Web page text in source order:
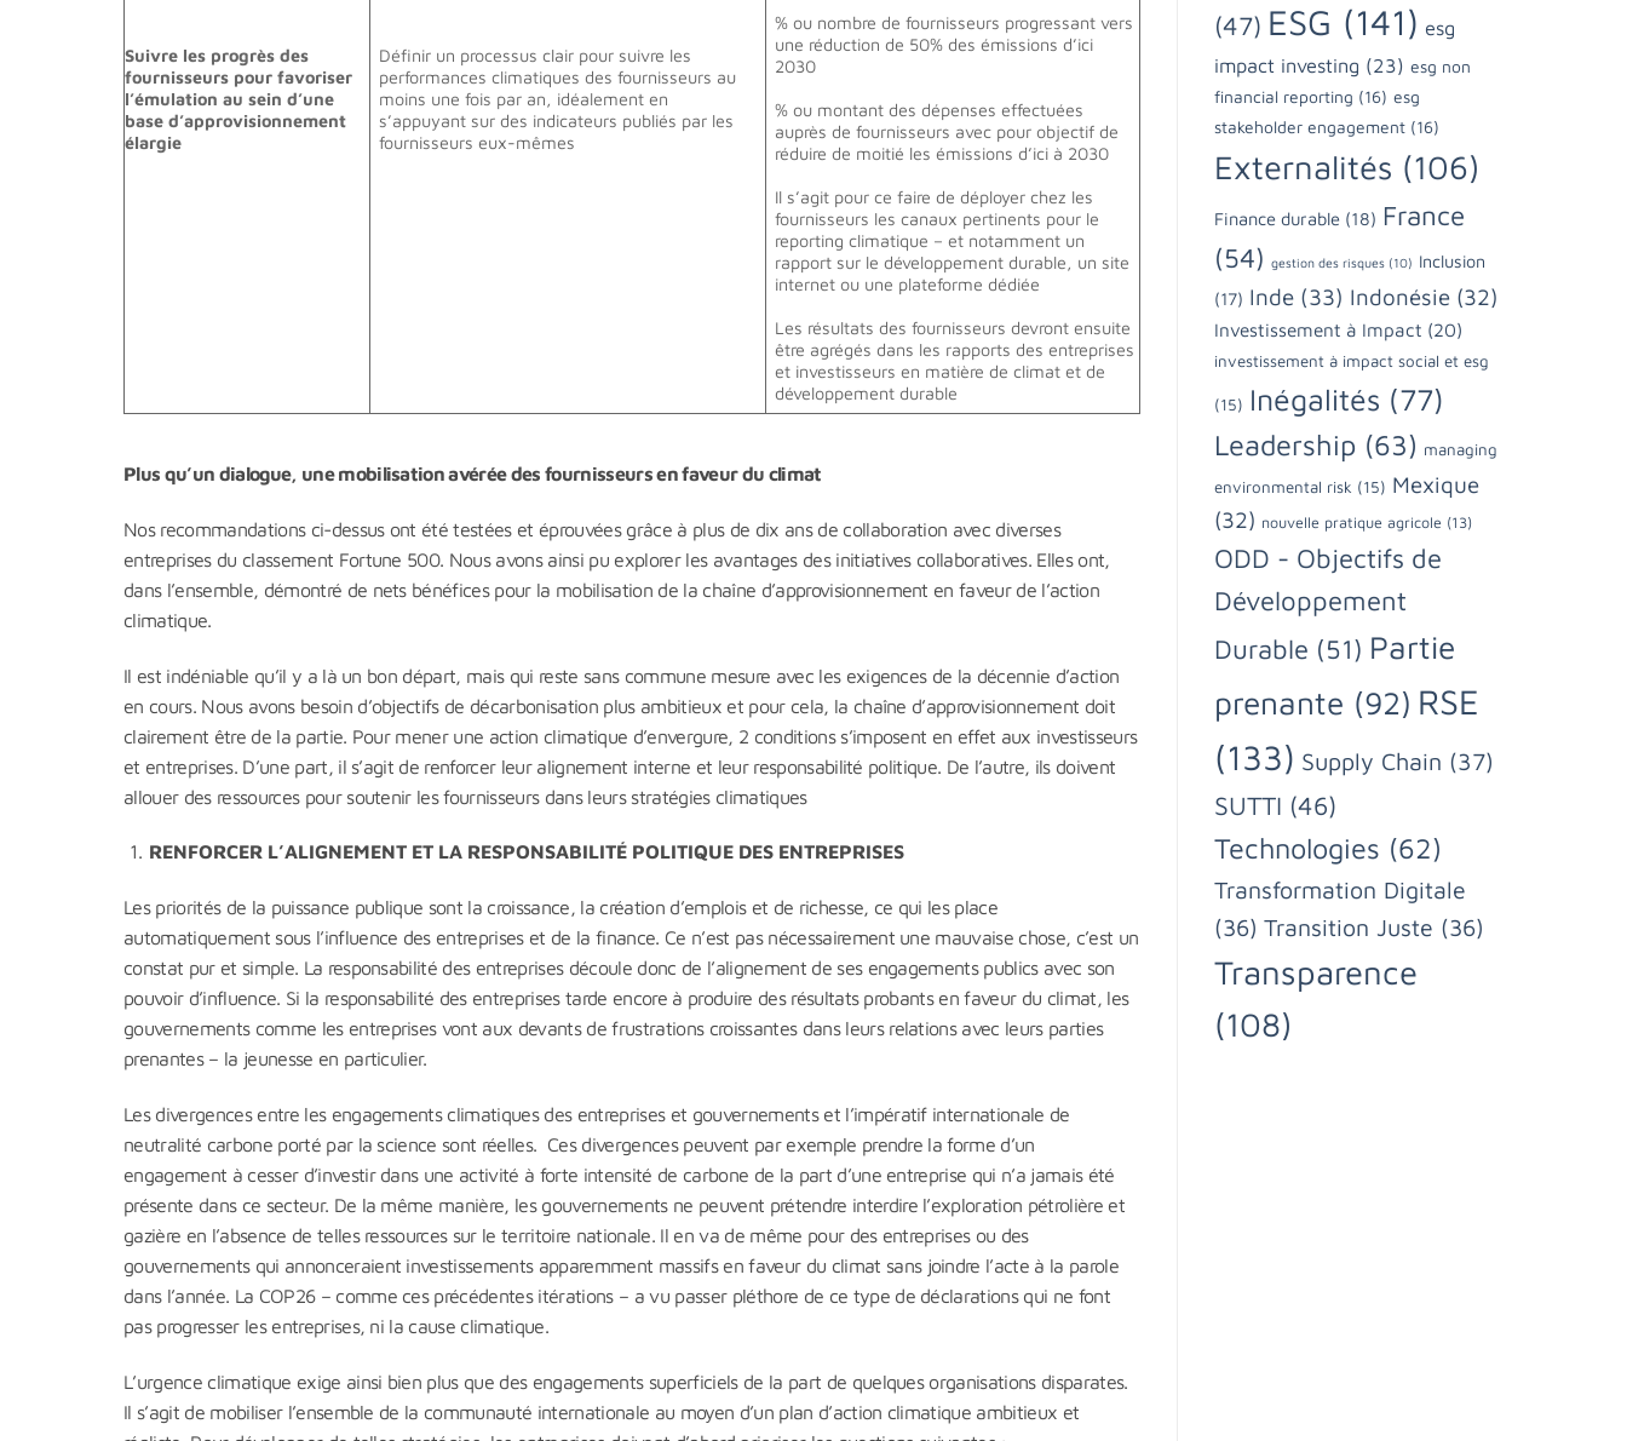
Suivre les progrès des
fournisseurs pour favoriser
l’émulation au sein d’une
base d’approvisionnement
élargie
Définir un processus clair pour suivre les
performances climatiques des fournisseurs au
moins une fois par an, idéalement en
s’appuyant sur des indicateurs publiés par les
fournisseurs eux-mêmes
% ou nombre de fournisseurs progressant vers
une réduction de 50% des émissions d’ici
2030
% ou montant des dépenses effectuées
auprès de fournisseurs avec pour objectif de
réduire de moitié les émissions d’ici à 2030
Il s’agit pour ce faire de déployer chez les
fournisseurs les canaux pertinents pour le
reporting climatique – et notamment un
rapport sur le développement durable, un site
internet ou une plateforme dédiée
Les résultats des fournisseurs devront ensuite
être agrégés dans les rapports des entreprises
et investisseurs en matière de climat et de
développement durable
Plus qu’un dialogue, une mobilisation avérée des fournisseurs en faveur du climat
Nos recommandations ci-dessus ont été testées et éprouvées grâce à plus de dix ans de collaboration avec diverses
entreprises du classement Fortune 500. Nous avons ainsi pu explorer les avantages des initiatives collaboratives. Elles ont,
dans l’ensemble, démontré de nets bénéfices pour la mobilisation de la chaîne d’approvisionnement en faveur de l’action
climatique.
Il est indéniable qu’il y a là un bon départ, mais qui reste sans commune mesure avec les exigences de la décennie d’action
en cours. Nous avons besoin d’objectifs de décarbonisation plus ambitieux et pour cela, la chaîne d’approvisionnement doit
clairement être de la partie. Pour mener une action climatique d’envergure, 2 conditions s’imposent en effet aux investisseurs
et entreprises. D’une part, il s’agit de renforcer leur alignement interne et leur responsabilité politique. De l’autre, ils doivent
allouer des ressources pour soutenir les fournisseurs dans leurs stratégies climatiques
RENFORCER L’ALIGNEMENT ET LA RESPONSABILITÉ POLITIQUE DES ENTREPRISES
Les priorités de la puissance publique sont la croissance, la création d’emplois et de richesse, ce qui les place
automatiquement sous l’influence des entreprises et de la finance. Ce n’est pas nécessairement une mauvaise chose, c’est un
constat pur et simple. La responsabilité des entreprises découle donc de l’alignement de ses engagements publics avec son
pouvoir d’influence. Si la responsabilité des entreprises tarde encore à produire des résultats probants en faveur du climat, les
gouvernements comme les entreprises vont aux devants de frustrations croissantes dans leurs relations avec leurs parties
prenantes – la jeunesse en particulier.
Les divergences entre les engagements climatiques des entreprises et gouvernements et l’impératif internationale de
neutralité carbone porté par la science sont réelles. Ces divergences peuvent par exemple prendre la forme d’un
engagement à cesser d’investir dans une activité à forte intensité de carbone de la part d’une entreprise qui n’a jamais été
présente dans ce secteur. De la même manière, les gouvernements ne peuvent prétendre interdire l’exploration pétrolière et
gazière en l’absence de telles ressources sur le territoire nationale. Il en va de même pour des entreprises ou des
gouvernements qui annonceraient investissements apparemment massifs en faveur du climat sans joindre l’acte à la parole
dans l’année. La COP26 – comme ces précédentes itérations – a vu passer pléthore de ce type de déclarations qui ne font
pas progresser les entreprises, ni la cause climatique.
L’urgence climatique exige ainsi bien plus que des engagements superficiels de la part de quelques organisations disparates.
Il s’agit de mobiliser l’ensemble de la communauté internationale au moyen d’un plan d’action climatique ambitieux et
(47) ESG (141) esg
impact investing (23) esg non
financial reporting (16) esg
stakeholder engagement (16)
Externalités (106)
Finance durable (18) France
(54) gestion des risques (10) Inclusion
(17) Inde (33) Indonésie (32)
Investissement à Impact (20)
investissement à impact social et esg
(15) Inégalités (77)
Leadership (63) managing
environmental risk (15) Mexique
(32) nouvelle pratique agricole (13)
ODD - Objectifs de
Développement
Durable (51) Partie
prenante (92) RSE
(133) Supply Chain (37)
SUTTI (46)
Technologies (62)
Transformation Digitale
(36) Transition Juste (36)
Transparence
(108)